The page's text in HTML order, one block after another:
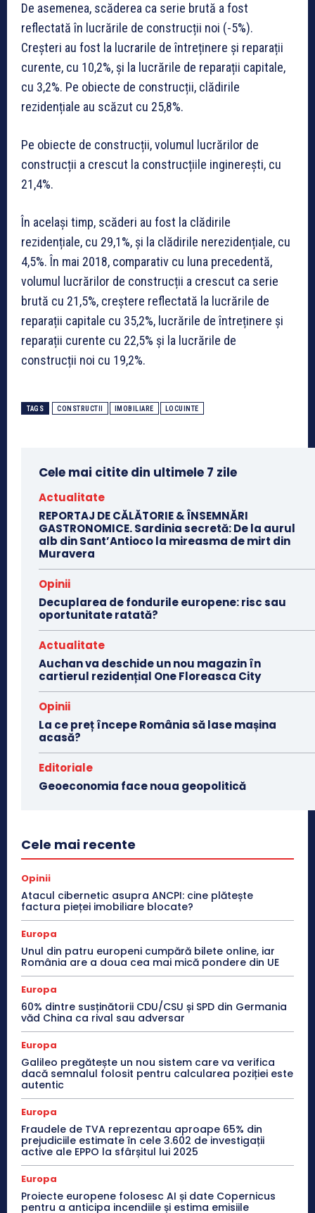
De asemenea, scăderea ca serie brută a fost
reflectată în lucrările de construcții noi (-5%).
Creșteri au fost la lucrarile de întreținere și reparații
curente, cu 10,2%, și la lucrările de reparații capitale,
cu 3,2%. Pe obiecte de construcții, clădirile
rezidențiale au scăzut cu 25,8%.
Pe obiecte de construcții, volumul lucrărilor de
construcții a crescut la construcțiile inginerești, cu
21,4%.
În același timp, scăderi au fost la clădirile
rezidențiale, cu 29,1%, și la clădirile nerezidențiale, cu
4,5%. În mai 2018, comparativ cu luna precedentă,
volumul lucrărilor de construcții a crescut ca serie
brută cu 21,5%, creștere reflectată la lucrările de
reparații capitale cu 35,2%, lucrările de întreținere și
reparații curente cu 22,5% și la lucrările de
construcții noi cu 19,2%.
TAGS CONSTRUCTII IMOBILIARE LOCUINTE
Cele mai citite din ultimele 7 zile
Actualitate
REPORTAJ DE CĂLĂTORIE & ÎNSEMNĂRI
GASTRONOMICE. Sardinia secretă: De la aurul
alb din Sant’Antioco la mireasma de mirt din
Muravera
Opinii
Decuplarea de fondurile europene: risc sau
oportunitate ratată?
Actualitate
Auchan va deschide un nou magazin în
cartierul rezidențial One Floreasca City
Opinii
La ce preț începe România să lase mașina
acasă?
Editoriale
Geoeconomia face noua geopolitică
Cele mai recente
Opinii
Atacul cibernetic asupra ANCPI: cine plătește
factura pieței imobiliare blocate?
Europa
Unul din patru europeni cumpără bilete online, iar
România are a doua cea mai mică pondere din UE
Europa
60% dintre susținătorii CDU/CSU și SPD din Germania
văd China ca rival sau adversar
Europa
Galileo pregătește un nou sistem care va verifica
dacă semnalul folosit pentru calcularea poziției este
autentic
Europa
Fraudele de TVA reprezentau aproape 65% din
prejudiciile estimate în cele 3.602 de investigații
active ale EPPO la sfârșitul lui 2025
Europa
Proiecte europene folosesc AI și date Copernicus
pentru a anticipa incendiile și estima emisiile